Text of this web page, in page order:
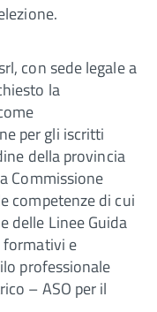
con sede legale a
la
per gli iscritti
della provincia
Commissione
competenze di cui
delle Linee Guida
e
professionale
– ASO per il